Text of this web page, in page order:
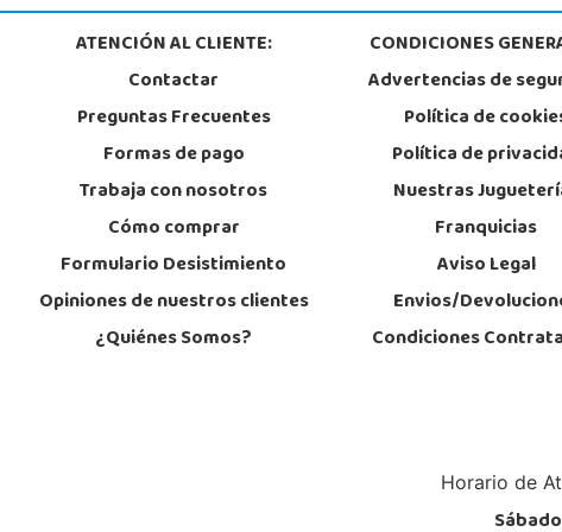
28400, Collado Villalba
Localizar Tienda
Rafael Alberti nº 4
966889639
Localizar Tienda
STOCK DISPONIBLE
ATENCIÓN AL CLIENTE:
Contactar
Preguntas Frecuentes
Formas de pago
Trabaja con nosotros
Cómo comprar
Formulario Desistimiento
Opiniones de nuestros clientes
¿Quiénes Somos?
CONDICIONES
Advertencias de
Política de
Política de
Nuestras
Franquicias
Aviso Legal
Envios/
Condiciones
Horario de